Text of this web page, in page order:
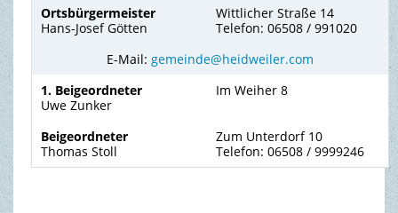
Ortsbürgermeister
Hans-Josef Götten
Wittlicher Straße 14
Telefon: 06508 / 991020
E-Mail: gemeinde@heidweiler.com
1. Beigeordneter
Uwe Zunker
Im Weiher 8
Beigeordneter
Thomas Stoll
Zum Unterdorf 10
Telefon: 06508 / 9999246